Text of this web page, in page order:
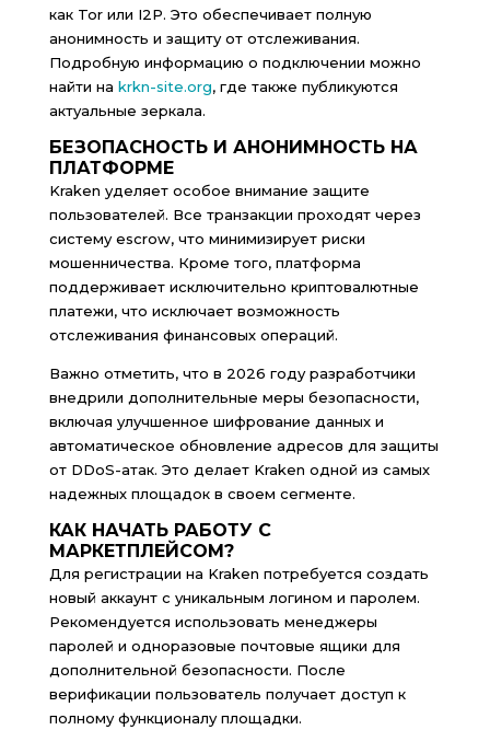
как Tor или I2P. Это обеспечивает полную
анонимность и защиту от отслеживания.
Подробную информацию о подключении можно
найти на krkn-site.org, где также публикуются
актуальные зеркала.
БЕЗОПАСНОСТЬ И АНОНИМНОСТЬ НА
ПЛАТФОРМЕ
Kraken уделяет особое внимание защите
пользователей. Все транзакции проходят через
систему escrow, что минимизирует риски
мошенничества. Кроме того, платформа
поддерживает исключительно криптовалютные
платежи, что исключает возможность
отслеживания финансовых операций.
Важно отметить, что в 2026 году разработчики
внедрили дополнительные меры безопасности,
включая улучшенное шифрование данных и
автоматическое обновление адресов для защиты
от DDoS-атак. Это делает Kraken одной из самых
надежных площадок в своем сегменте.
КАК НАЧАТЬ РАБОТУ С
МАРКЕТПЛЕЙСОМ?
Для регистрации на Kraken потребуется создать
новый аккаунт с уникальным логином и паролем.
Рекомендуется использовать менеджеры
паролей и одноразовые почтовые ящики для
дополнительной безопасности. После
верификации пользователь получает доступ к
полному функционалу площадки.